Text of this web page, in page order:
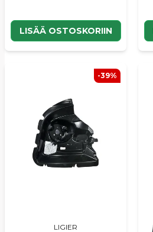
LISÄÄ OSTOSKORIIN
LIGIER
-39%